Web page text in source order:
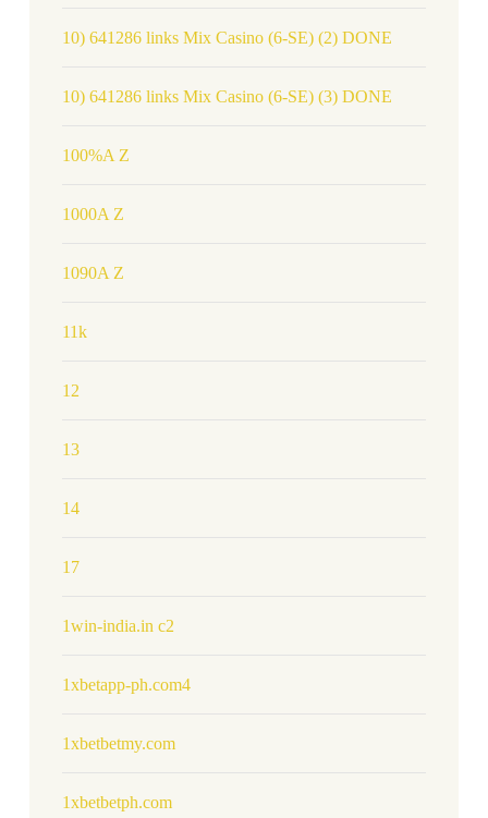
10) 641286 links Mix Casino (6-SE) (2) DONE
10) 641286 links Mix Casino (6-SE) (3) DONE
100%A Z
1000A Z
1090A Z
11k
12
13
14
17
1win-india.in c2
1xbetapp-ph.com4
1xbetbetmy.com
1xbetbetph.com